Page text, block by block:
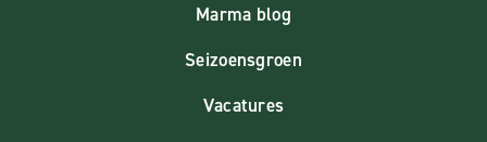
Marma blog
Seizoensgroen
Vacatures